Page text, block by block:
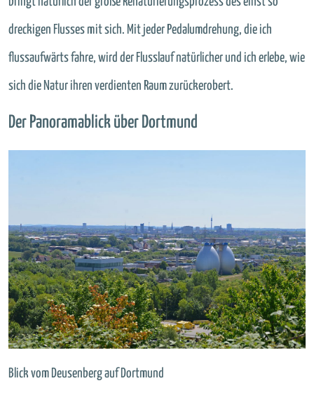
dreckigen Flusses mit sich. Mit jeder Pedalumdrehung, die ich
flussaufwärts fahre, wird der Flusslauf natürlicher und ich erlebe, wie
sich die Natur ihren verdienten Raum zurückerobert.
Der Panoramablick über Dortmund
Blick vom Deusenberg auf Dortmund